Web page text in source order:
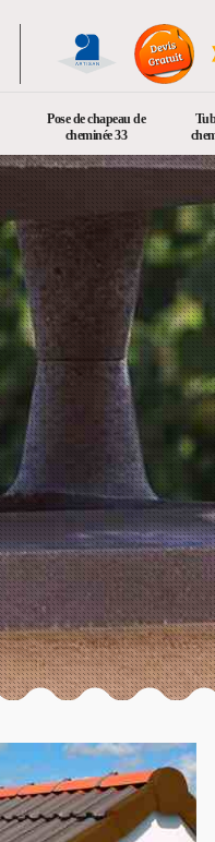
Pose de chapeau de
cheminée 33